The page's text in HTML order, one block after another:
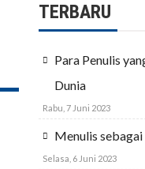
TERBARU
Para Penulis
Dunia
Rabu, 7 Juni 2023
Menulis
Selasa, 6 Juni 2023